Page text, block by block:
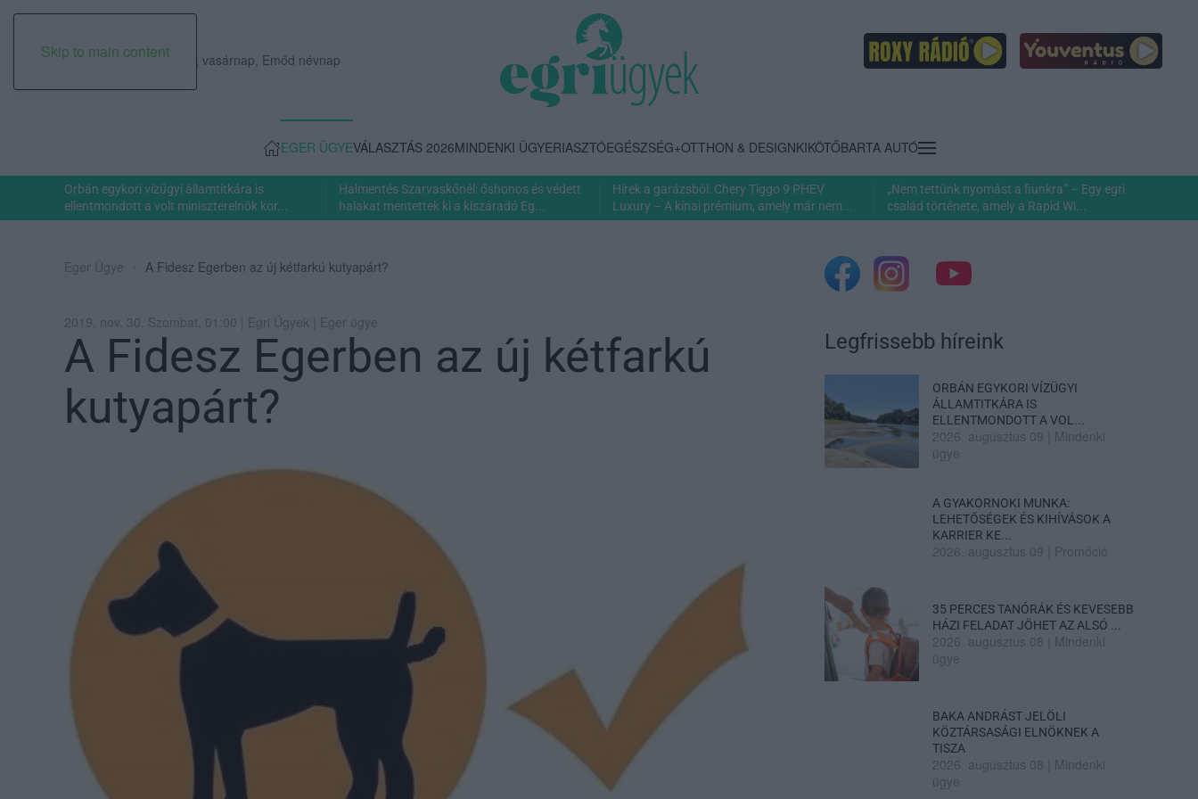
Skip to main content
2026. augusztus 09., vasárnap, Emőd névnap
EGER ÜGYEVÁLASZTÁS 2026MINDENKI ÜGYERIASZTÓEGÉSZSÉG+OTTHON & DESIGNKIKÖTŐBARTA AUTÓ
Orbán egykori vízügyi államtitkára is
ellentmondott a volt miniszterelnök kor...
Halmentés Szarvaskőnél: őshonos és védett
halakat mentettek ki a kiszáradó Eg...
Hírek a garázsból: Chery Tiggo 9 PHEV
Luxury – A kínai prémium, amely már nem...
„Nem tettünk nyomást a fiunkra” – Egy egri
család története, amely a Rapid Wi...
Eger Ügye A Fidesz Egerben az új kétfarkú kutyapárt?
2019. nov. 30. Szombat, 01:00 | Egri Ügyek | Eger ügye
A Fidesz Egerben az új kétfarkú
kutyapárt?
Legfrissebb híreink
ORBÁN EGYKORI VÍZÜGYI
ÁLLAMTITKÁRA IS
ELLENTMONDOTT A VOL...
2026. augusztus 09
Mindenki
ügye
A GYAKORNOKI MUNKA:
LEHETŐSÉGEK ÉS KIHÍVÁSOK A
KARRIER KE...
2026. augusztus 09 Promóció
35 PERCES TANÓRÁK ÉS KEVESEBB
HÁZI FELADAT JÖHET AZ ALSÓ ...
2026. augusztus 08
Mindenki
ügye
BAKA ANDRÁST JELÖLI
KÖZTÁRSASÁGI ELNÖKNEK A
TISZA
2026. augusztus 08
Mindenki
ügye